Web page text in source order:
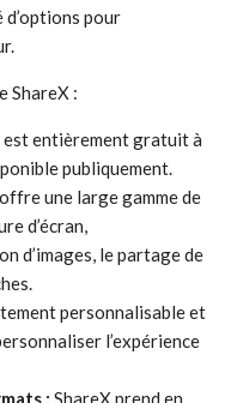
pour
ShareX :
est entièrement gratuit à
publiquement.
une large gamme de
d’écran,
d’images, le partage de
personnalisable et
l’expérience
: ShareX prend en